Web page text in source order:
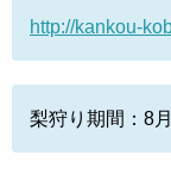
http://kankou-
梨狩り期間：8